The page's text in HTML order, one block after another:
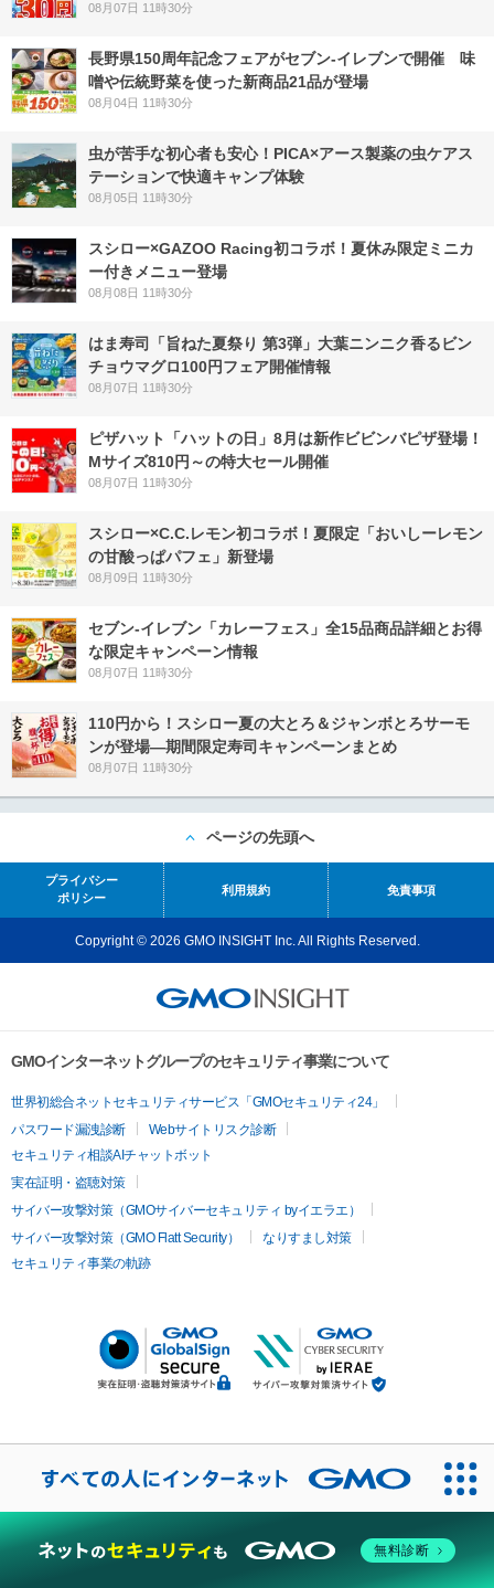
08月07日 11時30分
長野県150周年記念フェアがセブン-イレブンで開催 味
噌や伝統野菜を使った新商品21品が登場
08月04日 11時30分
虫が苦手な初心者も安心！PICA×アース製薬の虫ケアス
テーションで快適キャンプ体験
08月05日 11時30分
スシロー×GAZOO Racing初コラボ！夏休み限定ミニカ
ー付きメニュー登場
08月08日 11時30分
はま寿司「旨ねた夏祭り 第3弾」大葉ニンニク香るビン
チョウマグロ100円フェア開催情報
08月07日 11時30分
ピザハット「ハットの日」8月は新作ビビンバピザ登場！
Mサイズ810円～の特大セール開催
08月07日 11時30分
スシロー×C.C.レモン初コラボ！夏限定「おいしーレモン
の甘酸っぱパフェ」新登場
08月09日 11時30分
セブン‐イレブン「カレーフェス」全15品商品詳細とお得
な限定キャンペーン情報
08月07日 11時30分
110円から！スシロー夏の大とろ＆ジャンボとろサーモ
ンが登場―期間限定寿司キャンペーンまとめ
08月07日 11時30分
ページの先頭へ
プライバシー
ポリシー
利用規約 免責事項
Copyright © 2026 GMO INSIGHT Inc. All Rights Reserved.
GMOインターネットグループのセキュリティ事業について
世界初総合ネットセキュリティサービス「GMOセキュリティ24」
パスワード漏洩診断
Webサイトリスク診断
セキュリティ相談AIチャットボット
実在証明・盗聴対策
サイバー攻撃対策（GMOサイバーセキュリティ byイエラエ）
サイバー攻撃対策（GMO Flatt Security）
なりすまし対策
セキュリティ事業の軌跡
無料診断